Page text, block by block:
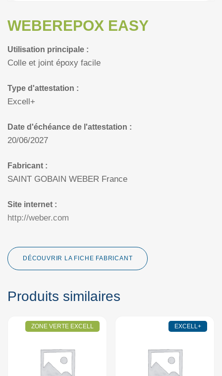
WEBEREPOX EASY
Utilisation principale :
Colle et joint époxy facile
Type d'attestation :
Excell+
Date d'échéance de l'attestation :
20/06/2027
Fabricant :
SAINT GOBAIN WEBER France
Site internet :
http://weber.com
DÉCOUVRIR LA FICHE FABRICANT
Produits similaires
ZONE VERTE EXCELL EXCELL+